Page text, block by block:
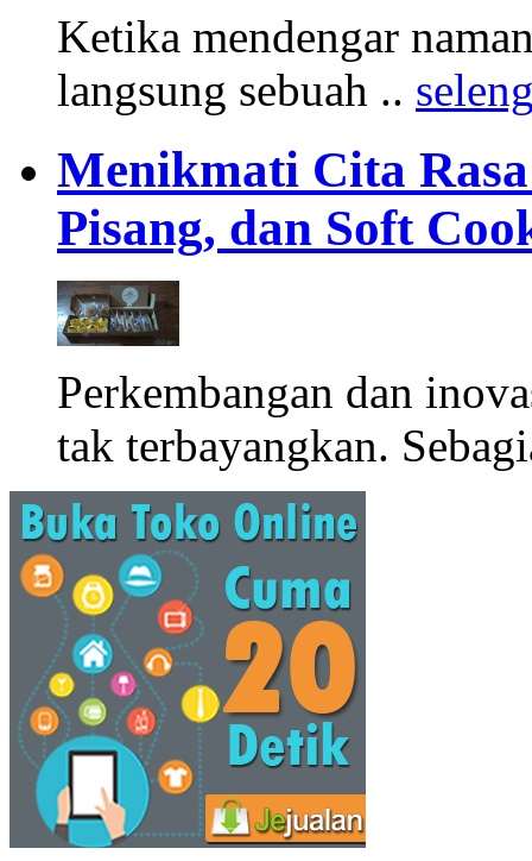
Ketika mendengar
langsung sebuah ..
Menikmati Cita
Pisang, dan Soft
Perkembangan dan
tak terbayangkan.